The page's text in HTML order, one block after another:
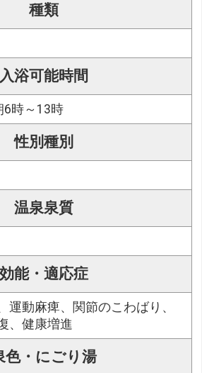
種類
入浴可能時間
6時～13時
性別種別
温泉泉質
効能・適応症
運動麻痺、関節のこわばり、
、健康増進
色・にごり湯